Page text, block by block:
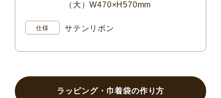
（大）W470×H570mm
仕様 サテンリボン
ラッピング・巾着袋の作り方